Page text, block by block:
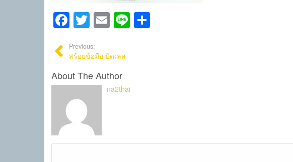
Facebook
Twitter
Email
Line
Previous:
สร้อยข้อมือ บิดเลส
About The Author
na2thai